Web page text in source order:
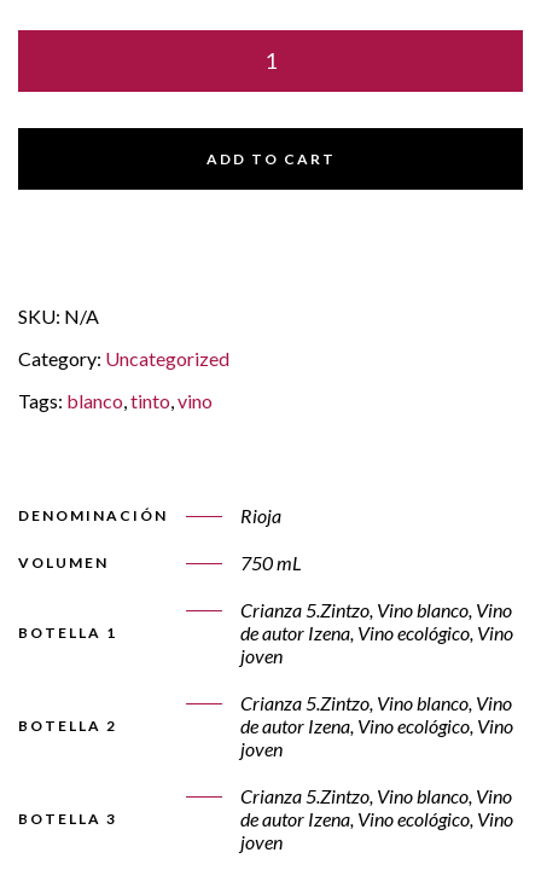
ADD TO CART
SKU: N/A
Category: Uncategorized
Tags: blanco,tinto,vino
DENOMINACIÓN Rioja
VOLUMEN 750 mL
BOTELLA 1
Crianza 5.Zintzo, Vino blanco, Vino
de autor Izena, Vino ecológico, Vino
joven
BOTELLA 2
Crianza 5.Zintzo, Vino blanco, Vino
de autor Izena, Vino ecológico, Vino
joven
BOTELLA 3
Crianza 5.Zintzo, Vino blanco, Vino
de autor Izena, Vino ecológico, Vino
joven